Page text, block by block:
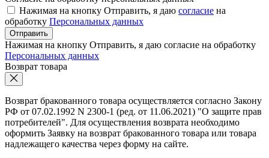
Нажимая на кнопку Отправить, я даю согласие на
обработку Персональных данных
Отправить
Нажимая на кнопку Отправить, я даю согласие на обработку
Персональных данных
Возврат товара
Возврат бракованного товара осуществляется согласно Закону
РФ от 07.02.1992 N 2300-1 (ред. от 11.06.2021) "О защите прав
потребителей". Для осуществления возврата необходимо
оформить Заявку на возврат бракованного товара или товара
надлежащего качества через форму на сайте.